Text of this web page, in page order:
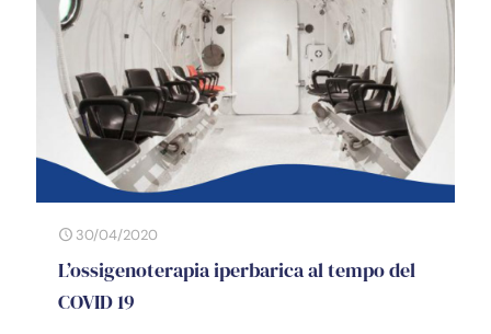
30/04/2020
L’ossigenoterapia iperbarica al tempo del
COVID 19